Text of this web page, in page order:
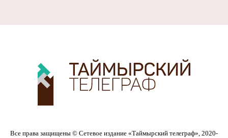
Все права защищены © Сетевое издание «Таймырский телеграф», 2020-